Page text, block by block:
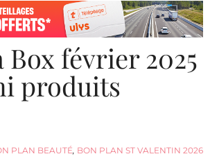
Box février 2025
produits
PLAN BEAUTÉ, BON PLAN ST VALENTIN 2026